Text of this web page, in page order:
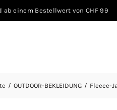
ab einem Bestellwert von CHF 99
OUTDOOR-BEKLEIDUNG Fleece-